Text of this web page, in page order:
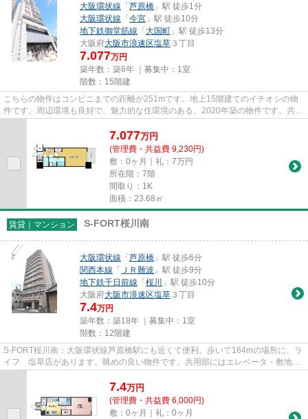
大阪環状線 「 芦原橋 」駅 徒歩1分
大阪環状線 「 今宮 」駅 徒歩10分
地下鉄御堂筋線 「 大国町 」駅 徒歩13分
大阪府大阪市浪速区塩草 ３丁目
7.077万円
築年数：築6年 ｜募集中： 1室
階数：15階建
こちらの物件はコンビニまでの距離が251mです。地上15階建てのイチオシの物
件です。周辺環境も良好で、魅力的な住環境のある、2020年築の物件です。共用
7.077万円
(管理費・共益費 9,230円)
敷：0ヶ月｜礼：7万円
所在階：7階
間取り：1K
面積：23.68㎡
賃貸｜マンション S-FORT桜川南
大阪環状線 「 芦原橋 」駅 徒歩6分
関西本線 「 ＪＲ難波 」駅 徒歩9分
地下鉄千日前線 「 桜川
」駅 徒歩10分
大阪府大阪市浪速区塩草 ３丁目
7.4万円
築年数：築18年 ｜募集中： 1室
階数：12階建
S-FORT桜川南：大阪環状線芦原橋駅にも近くて便利。歩いて164mの場所に、ラ
イフ 塩草店があります。眺めの良い物件です。共用部にはエレベータ・敷地内
7.4万円
(管理費・共益費 6,000円)
敷：0ヶ月｜礼：0ヶ月